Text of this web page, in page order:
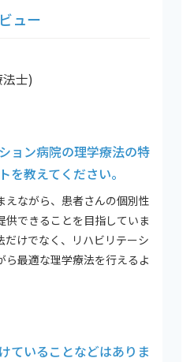
ュー
士)
ョン病院の理学療法の特
を教えてください。
えながら、患者さんの個別性
供できることを目指していま
だけでなく、リハビリテーシ
ら最適な理学療法を行えるよ
ていることなどはありま